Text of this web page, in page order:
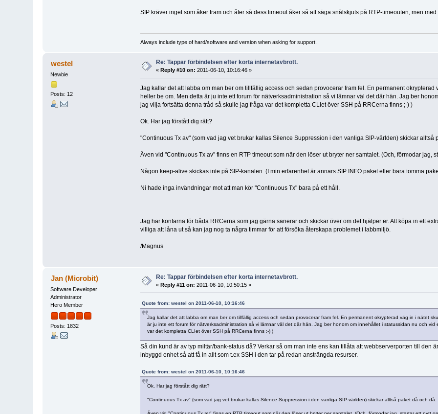
SIP kräver inget som åker fram och åter så dess timeout åker så att säga snålskjuts på RTP-timeouten, men med
Always include type of hard/software and version when asking for support.
westel
Newbie
Posts: 12
Re: Tappar förbindelsen efter korta internetavbrott.
«Reply #10 on: 2011-06-10, 10:16:46 »
Jag kallar det att labba om man ber om tillfällig access och sedan provocerar fram fel. En permanent
heller be om. Men detta är ju inte ett forum för nätverksadministration så vi lämnar väl det där hän. Jag ber
jag vilja fortsätta denna tråd så skulle jag fråga var det kompletta CLIet över SSH på RRCerna finns ;-) )
Ok. Har jag förstått dig rätt?
"Continuous Tx av" (som vad jag vet brukar kallas Silence Suppression i den vanliga SIP-världen) skickar alltså
Även vid "Continuous Tx av" finns en RTP timeout som när den löser ut bryter ner samtalet. (Och, förmodar jag,
Någon keep-alive skickas inte på SIP-kanalen. (I min erfarenhet är annars SIP INFO paket eller bara tomma
Ni hade inga invändningar mot att man kör "Continuous Tx" bara på ett håll.
Jag har konfarna för båda RRCerna som jag gärna sanerar och skickar över om det hjälper er. Att köpa in ett
villiga att låna ut så kan jag nog ta några timmar för att försöka återskapa problemet i labbmiljö.
/Magnus
Jan (Microbit)
Software Developer
Administrator
Hero Member
Posts: 1832
Re: Tappar förbindelsen efter korta internetavbrott.
« Reply #11 on: 2011-06-10, 10:50:15 »
Quote from: westel on 2011-06-10, 10:16:46
Jag kallar det att labba om man ber om tillfällig access och sedan provocerar fram fel. En permanent okrypterad väg in i nätet
är ju inte ett forum för nätverksadministration så vi lämnar väl det där hän. Jag ber honom om innehållet i statussidan nu och
var det kompletta CLIet över SSH på RRCerna finns ;-) )
Så din kund är av typ miltär/bank-status då? Verkar så om man inte ens kan tillåta att webbserverporten till den
inbyggd enhet så att få in allt som t.ex SSH i den tar på redan ansträngda resurser.
Quote from: westel on 2011-06-10, 10:16:46
Ok. Har jag förstått dig rätt?
"Continuous Tx av" (som vad jag vet brukar kallas Silence Suppression i den vanliga SIP-världen) skickar alltså paket då och då.